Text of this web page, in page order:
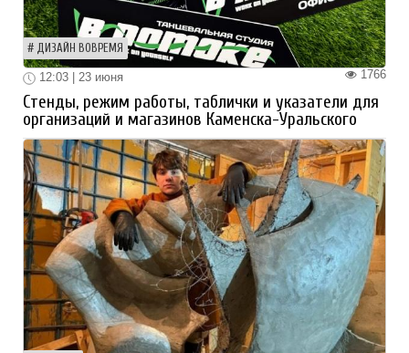
ДИЗАЙН ВОВРЕМЯ
1766
12:03 | 23 июня
Стенды, режим работы, таблички и указатели для
организаций и магазинов Каменска-Уральского